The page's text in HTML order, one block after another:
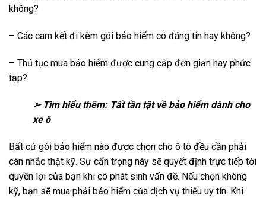
không?
– Các cam kết đi kèm gói bảo hiểm có đáng tin hay không?
– Thủ tục mua bảo hiểm được cung cấp đơn giản hay phức
tạp?
➢ Tìm hiểu thêm: Tất tần tật về bảo hiểm dành cho
xe ô
Bất cứ gói bảo hiểm nào được chọn cho ô tô đều cần phải
cân nhắc thật kỹ. Sự cẩn trọng này sẽ quyết định trực tiếp tới
quyền lợi của bạn khi có phát sinh vấn đề. Nếu chọn không
kỹ, bạn sẽ mua phải bảo hiểm của dịch vụ thiếu uy tín. Khi